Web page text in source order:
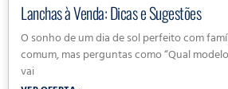
Lanchas à Venda: Dicas e Sugestões
O sonho de um dia de sol perfeito com
comum, mas perguntas como “Qual
vai